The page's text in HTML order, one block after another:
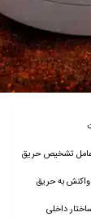
عامل تشخیص حریق
به حریق
داخلی